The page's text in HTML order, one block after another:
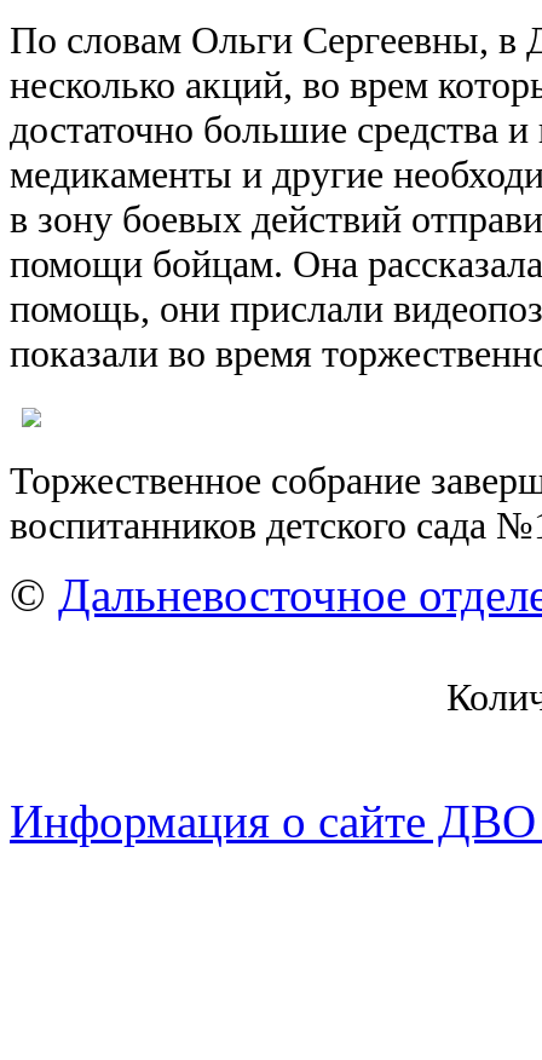
По словам Ольги Сергеевны,
несколько акций, во врем
достаточно большие средства
медикаменты и другие
в зону боевых действий
помощи бойцам. Она
помощь, они прислали
показали во время
Торжественное собрание
воспитанников детского сада
© Дальневосточное
Информация о сайте